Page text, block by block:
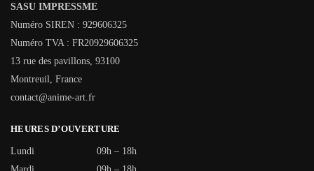
SASU IMPRESSME
Numéro SIREN : 929606325
Numéro TVA : FR20929606325
13 rue des pavillons, 93100
Montreuil, France
contact@anime-art.fr
HEURES D’OUVERTURE
Lundi
09h – 18h